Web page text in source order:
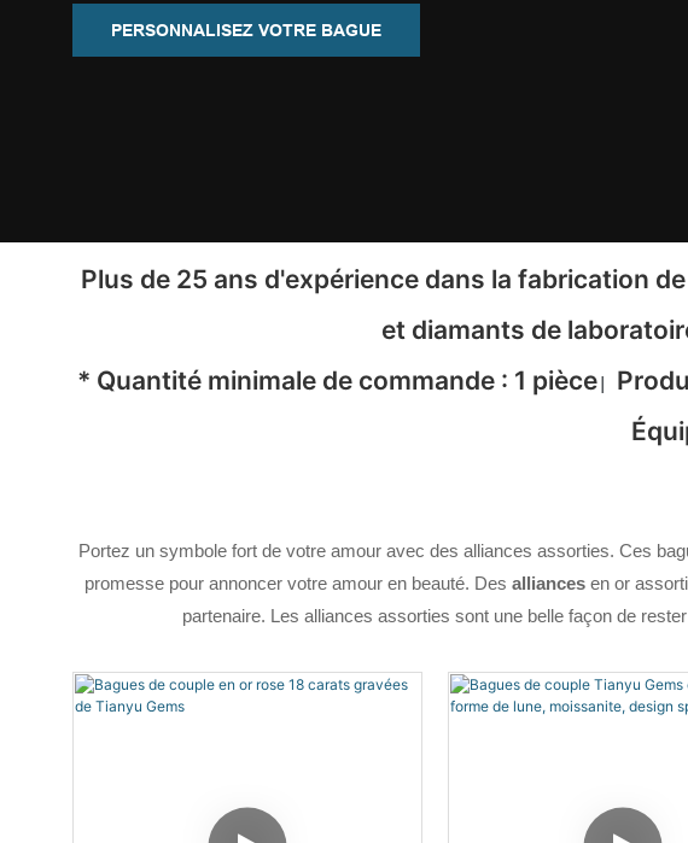
PERSONNALISEZ VOTRE BAGUE
Plus de 25 ans d'expérience dans la fabrication
et diamants de
* Quantité minimale de commande : 1 pièce
Portez un symbole fort de votre amour avec des alliances assorties. Ces
promesse pour annoncer votre amour en beauté. Des alliances en or
partenaire. Les alliances assorties sont une belle façon de